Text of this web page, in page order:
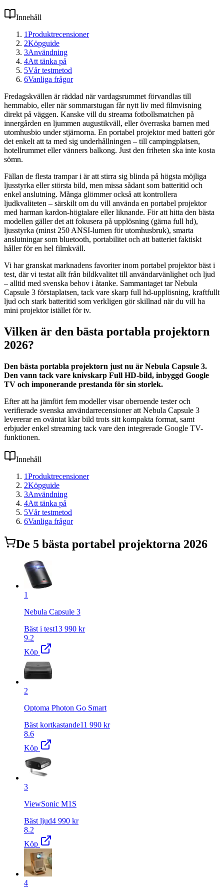
Innehåll
1Produktrecensioner
2Köpguide
3Användning
4Att tänka på
5Vår testmetod
6Vanliga frågor
Fredagskvällen är räddad när vardagsrummet förvandlas till
hemmabio, eller när sommarstugan får nytt liv med filmvisning
direkt på väggen. Kanske vill du streama fotbollsmatchen på
innergården en ljummen augustikväll, eller överraska barnen med
utomhusbio under stjärnorna. En portabel projektor med batteri gör
det enkelt att ta med sig underhållningen – till campingplatsen,
hotellrummet eller vänners balkong. Just den friheten ska inte kosta
sömn.
Fällan de flesta trampar i är att stirra sig blinda på högsta möjliga
ljusstyrka eller största bild, men missa sådant som batteritid och
enkel anslutning. Många glömmer också att kontrollera
ljudkvaliteten – särskilt om du vill använda en portabel projektor
med harman kardon-högtalare eller liknande. För att hitta den bästa
modellen gäller det att fokusera på upplösning (gärna full hd),
ljusstyrka (minst 250 ANSI-lumen för utomhusbruk), smarta
anslutningar som bluetooth, portabilitet och att batteriet faktiskt
håller för en hel filmkväll.
Vi har granskat marknadens favoriter inom portabel projektor bäst i
test, där vi testat allt från bildkvalitet till användarvänlighet och ljud
– alltid med svenska behov i åtanke. Sammantaget tar Nebula
Capsule 3 förstaplatsen, tack vare skarp full hd-upplösning, kraftfullt
ljud och stark batteritid som verkligen gör skillnad när du vill ha
mini projektor istället för tv.
Vilken är den bästa portabla projektorn
2026?
Den bästa portabla projektorn just nu är Nebula Capsule 3.
Den vann tack vare knivskarp Full HD-bild, inbyggd Google
TV och imponerande prestanda för sin storlek.
Efter att ha jämfört fem modeller visar oberoende tester och
verifierade svenska användarrecensioner att Nebula Capsule 3
levererar en oväntat klar bild trots sitt kompakta format, samt
erbjuder enkel streaming tack vare den integrerade Google TV-
funktionen.
Innehåll
1Produktrecensioner
2Köpguide
3Användning
4Att tänka på
5Vår testmetod
6Vanliga frågor
De 5 bästa portabel projektorna 2026
1
Nebula Capsule 3
Bäst i test13 990 kr
9.2
Köp
2
Optoma Photon Go Smart
Bäst kortkastande11 990 kr
8.6
Köp
3
ViewSonic M1S
Bäst ljud4 990 kr
8.2
Köp
4